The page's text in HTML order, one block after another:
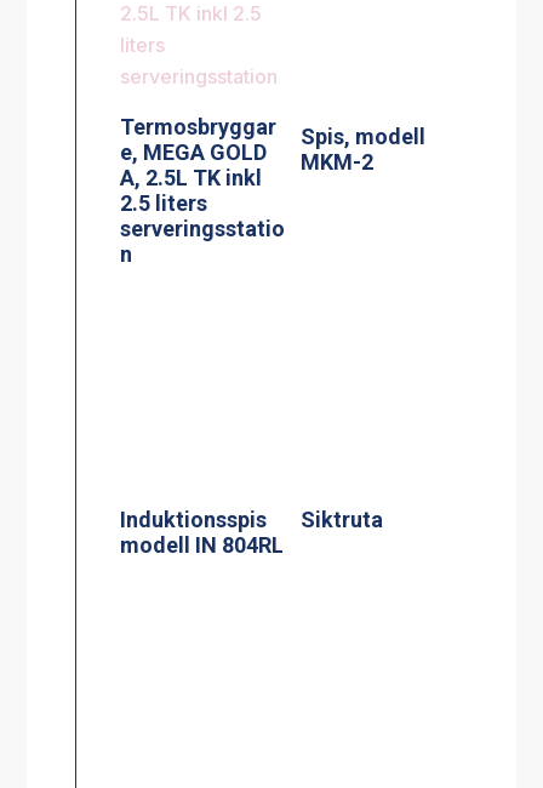
Termosbryggar
e, MEGA GOLD
A, 2.5L TK inkl
2.5 liters
serveringsstatio
n
Siktruta